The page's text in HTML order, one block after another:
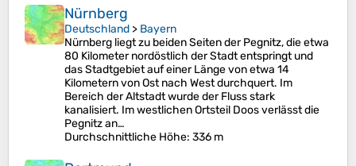
Nürnberg
Deutschland > Bayern
Nürnberg liegt zu beiden Seiten der Pegnitz, die etwa
80 Kilometer nordöstlich der Stadt entspringt und
das Stadtgebiet auf einer Länge von etwa 14
Kilometern von Ost nach West durchquert. Im
Bereich der Altstadt wurde der Fluss stark
kanalisiert. Im westlichen Ortsteil Doos verlässt die
Pegnitz an…
Durchschnittliche Höhe: 336 m